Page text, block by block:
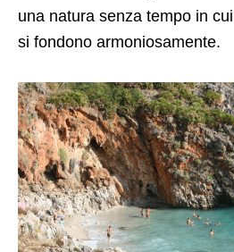
una natura senza tempo in
si fondono armoniosamente.